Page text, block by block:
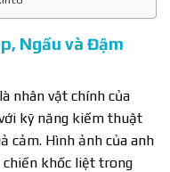
Ngầu và Đậm
nhân vật chính của
kỹ năng kiếm thuật
cảm. Hình ảnh của anh
chiến khốc liệt trong